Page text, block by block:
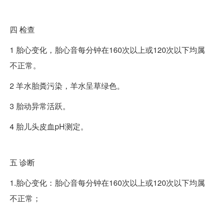
四 检查
1 胎心变化，胎心音每分钟在160次以上或120次以下均属
不正常。
2 羊水胎粪污染，羊水呈草绿色。
3 胎动异常活跃。
4 胎儿头皮血pH测定。
五 诊断
1.胎心变化：胎心音每分钟在160次以上或120次以下均属
不正常；